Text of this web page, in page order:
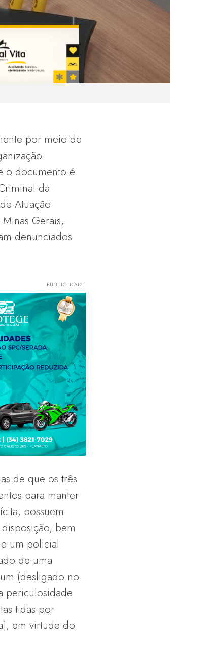
por meio de
o documento é
da
Atuação
Gerais,
denunciados
de que os três
para manter
possuem
bem
um policial
de uma
(desligado no
periculosidade
tidas por
em virtude do